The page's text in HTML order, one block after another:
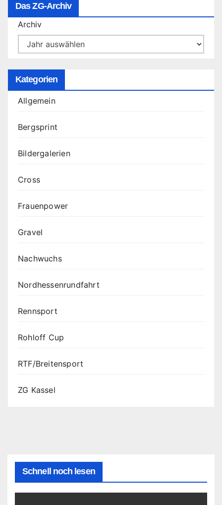
Das ZG-Archiv
Archiv
Kategorien
Allgemein
Bergsprint
Bildergalerien
Cross
Frauenpower
Gravel
Nachwuchs
Nordhessenrundfahrt
Rennsport
Rohloff Cup
RTF/Breitensport
ZG Kassel
Schnell noch lesen